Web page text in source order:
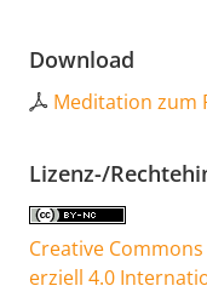
Download
Meditation zum
Lizenz-/
Creative
erziell 4.0